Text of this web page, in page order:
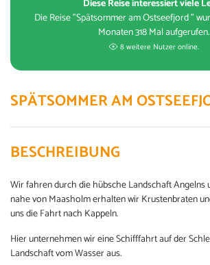
SPÄTSOMMER AM
BESCHREIBUNG
Wir fahren durch die hübsche Landschaft Angelns
nahe von Maasholm erhalten wir Krustenbraten
uns die Fahrt nach Kappeln.
Hier unternehmen wir eine Schifffahrt auf der
Landschaft vom Wasser aus.
Diese Reise interessiert viele
Die Reise "Spätsommer am Ostseefjord "
Monaten 318 Mal aufgerufen.
8 weitere Nutzer online.